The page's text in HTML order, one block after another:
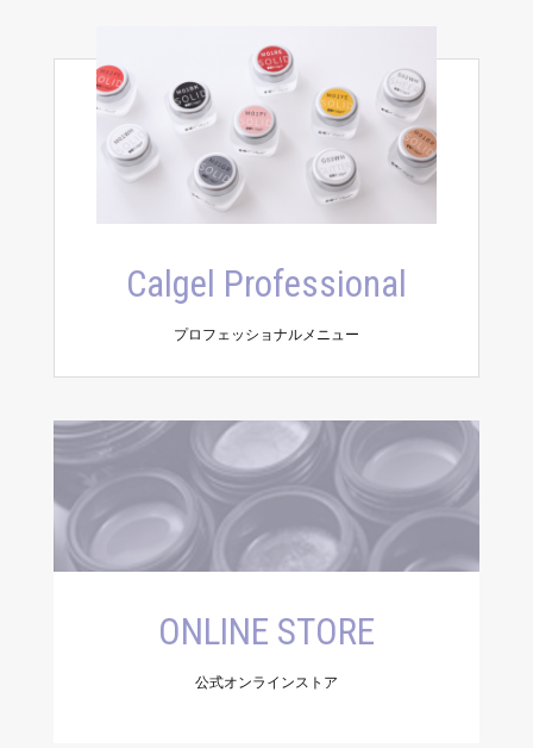
Calgel Professional
プロフェッショナルメニュー
ONLINE STORE
公式オンラインストア